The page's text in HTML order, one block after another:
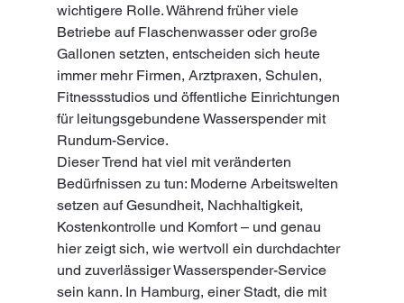
wichtigere Rolle. Während früher viele
Betriebe auf Flaschenwasser oder große
Gallonen setzten, entscheiden sich heute
immer mehr Firmen, Arztpraxen, Schulen,
Fitnessstudios und öffentliche Einrichtungen
für leitungsgebundene Wasserspender mit
Rundum-Service.
Dieser Trend hat viel mit veränderten
Bedürfnissen zu tun: Moderne Arbeitswelten
setzen auf Gesundheit, Nachhaltigkeit,
Kostenkontrolle und Komfort – und genau
hier zeigt sich, wie wertvoll ein durchdachter
und zuverlässiger Wasserspender-Service
sein kann. In Hamburg, einer Stadt, die mit